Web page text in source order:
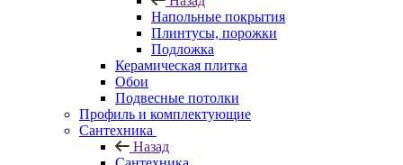
Напольные покрытия
Плинтусы, порожки
Подложка
Керамическая плитка
Обои
Подвесные потолки
Профиль и комплектующие
Сантехника
Назад